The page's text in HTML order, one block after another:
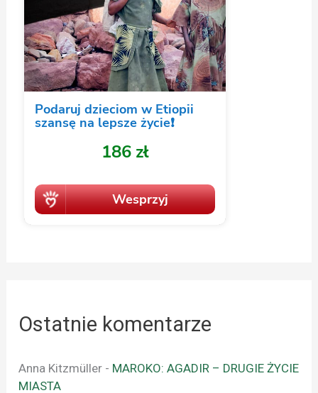
Ostatnie komentarze
Anna Kitzmüller - MAROKO: AGADIR – DRUGIE ŻYCIE
MIASTA